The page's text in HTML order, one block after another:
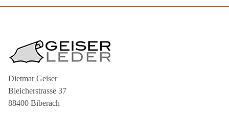
Dietmar Geiser
Bleicherstrasse 37
88400 Biberach